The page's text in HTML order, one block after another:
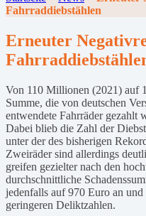
Fahrraddiebstählen
Erneuter
Von 110 Millionen (2021) auf
Summe, die von deutschen
entwendete Fahrräder gezahlt
Dabei blieb die Zahl der
unter der des bisherigen
Zweiräder sind allerdings
greifen gezielter nach den
durchschnittliche
jedenfalls auf 970 Euro an
geringeren Deliktzahlen.